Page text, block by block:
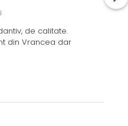
de calitate.
din Vrancea dar